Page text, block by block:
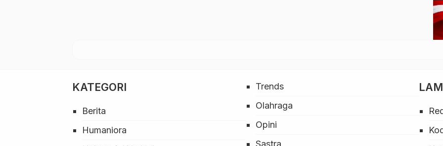
KATEGORI
Berita
Humaniora
Trends
Olahraga
Opini
Sastra